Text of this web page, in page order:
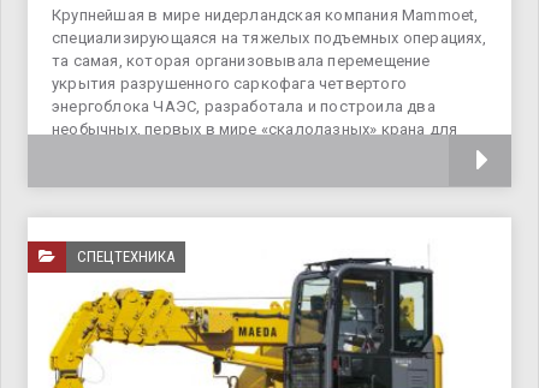
Крупнейшая в мире нидерландская компания Mammoet,
специализирующаяся на тяжелых подъемных операциях,
та самая, которая организовывала перемещение
укрытия разрушенного саркофага четвертого
энергоблока ЧАЭС, разработала и построила два
необычных, первых в мире «скалолазных» крана для
обслуживания ветротурбин. Эти краны модели WTM 100
СПЕЦТЕХНИКА